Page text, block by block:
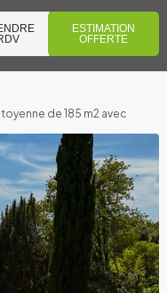
ESTIMATION
OFFERTE
de 185 m2 avec